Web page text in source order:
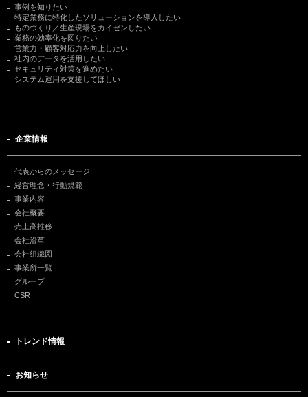
事例を知りたい
特定業務に特化したソリューションを導入したい
ものづくり／生産現場をカイゼンしたい
業務の効率化を図りたい
営業力・顧客対応力を向上したい
社内のデータを活用したい
セキュリティ対策を進めたい
システム運用を支援してほしい
企業情報
代表からのメッセージ
経営理念・行動規範
事業内容
会社概要
売上高推移
会社沿革
会社組織図
事業所一覧
グループ
CSR
トレンド情報
お知らせ